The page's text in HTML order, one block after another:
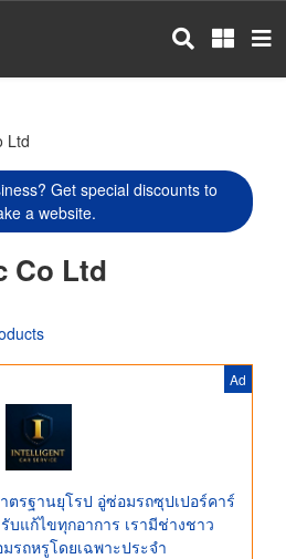
Ltd
Get special discounts to
a website.
Co Ltd
Ad
ตรฐานยุโรป อู่ซ่อมรถซุปเปอร์คาร์
แก้ไขทุกอาการ เรามีช่างชาว
รถหรูโดยเฉพาะประจำ